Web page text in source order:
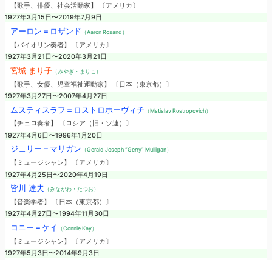
【歌手、俳優、社会活動家】 〔アメリカ〕
1927年3月15日〜2019年7月9日
アーロン＝ロザンド （Aaron Rosand）
【バイオリン奏者】 〔アメリカ〕
1927年3月21日〜2020年3月21日
宮城 まり子（みやぎ・まりこ）
【歌手、女優、児童福祉運動家】 〔日本（東京都）〕
1927年3月27日〜2007年4月27日
ムスティスラフ＝ロストロポーヴィチ （Mstislav Rostropovich）
【チェロ奏者】 〔ロシア（旧・ソ連）〕
1927年4月6日〜1996年1月20日
ジェリー＝マリガン （Gerald Joseph “Gerry” Mulligan）
【ミュージシャン】 〔アメリカ〕
1927年4月25日〜2020年4月19日
皆川 達夫 （みながわ・たつお）
【音楽学者】 〔日本（東京都）〕
1927年4月27日〜1994年11月30日
コニー＝ケイ （Connie Kay）
【ミュージシャン】 〔アメリカ〕
1927年5月3日〜2014年9月3日